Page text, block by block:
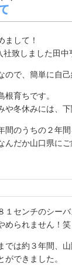
まして！
致しました田中
ので、簡単に自己
育ちです。
や冬休みには、
間のうちの２年間
んだか山口県にご
１センチのシー
められません！笑
では約３年間、
ができました。